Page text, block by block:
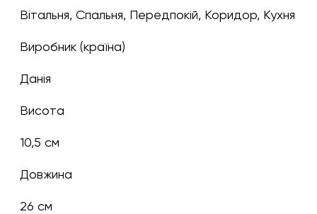
Вітальня, Спальня, Передпокій, Коридор, Кухня
Виробник (країна)
Данія
Висота
10,5 см
Довжина
26 см